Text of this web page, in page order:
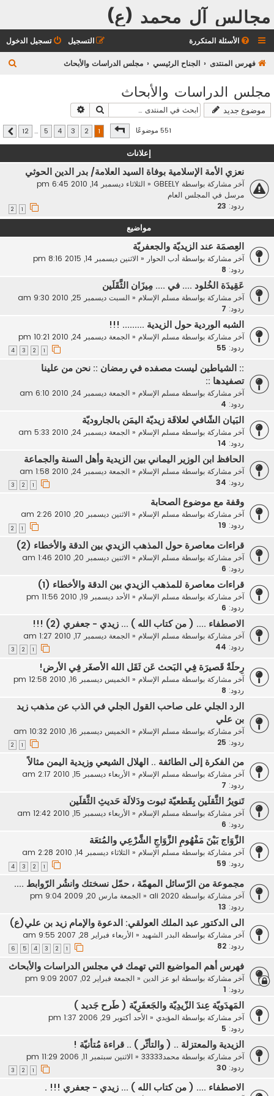
مجالس آل محمد (ع)
الأسئلة المتكررة تسجيل الدخول التسجيل
فهرس المنتدى الجناح الرئيسي مجلس الدراسات والأبحاث
ب
مجلس الدراسات والأبحاث
موضوع جديد بحث
551 موضوعًا صفحة1 من12
2
3
4
5
…
12 التالي
إعلانات
نعزي الأمة الإسلامية بوفاة السيد العلامة/ بدر الدين الحوثي
آخر مشاركة بواسطة GBEELY
« الثلاثاء ديسمبر 14, 2010 6:45 pm
مرسل في المجلس العام
ردود: 23
مواضيع
العِصمَة عند الزيديّة والجعفريّة
آخر مشاركة بواسطة أدب الحوار« الاثنين ديسمبر 14, 2015 8:16 pm
ردود: 8
عَقِيدَة الخُلود .... في .... مِيزَان الثَّقَلَين
آخر مشاركة بواسطة مسلم الإسلام« السبت ديسمبر 25, 2010 9:30 am
ردود: 7
الشبه الوردية حول الزيدية ......... !!!
آخر مشاركة بواسطة مسلم الإسلام« الجمعة ديسمبر 24, 2010 10:21 pm
ردود: 55
3
4
:: الشياطين ليست مصفده في رمضان :: نحن من علينا
تصفيدها ::
آخر مشاركة بواسطة مسلم الإسلام« الجمعة ديسمبر 24, 2010 6:10 am
ردود: 4
البَيان الشّافي لعلاقَة زيديّة اليمَن بالجاروديّة
آخر مشاركة بواسطة مسلم الإسلام« الجمعة ديسمبر 24, 2010 5:33 am
ردود: 14
الحافظ ابن الوزير اليماني بين الزيدية وأهل السنة والجماعة
آخر مشاركة بواسطة مسلم الإسلام« الجمعة ديسمبر 24, 2010 1:58 am
ردود: 34
3
وقفة مع موضوع الصحابة
آخر مشاركة بواسطة مسلم الإسلام« الاثنين ديسمبر 20, 2010 2:26 am
ردود: 19
قراءات معاصرة حول المذهب الزيدي بين الدقة والأخطاء (2)
آخر مشاركة بواسطة مسلم الإسلام« الاثنين ديسمبر 20, 2010 1:46 am
ردود: 6
قراءات معاصرة للمذهب الزيدي بين الدقة والأخطاء (1)
آخر مشاركة بواسطة مسلم الإسلام« الأحد ديسمبر 19, 2010 11:56 pm
ردود: 6
الاصطفاء .... ( من كتاب الله ) ... زيدي - جعفري (2) !!!
آخر مشاركة بواسطة مسلم الإسلام« الجمعة ديسمبر 17, 2010 1:27 am
ردود: 44
3
رِحلَةٌ قَصيرَة فِي البَحث عَن ثَقَل الله الأصغَر فِي الأرض!
آخر مشاركة بواسطة مسلم الإسلام« الخميس ديسمبر 16, 2010 12:58 pm
ردود: 8
الرد الجلي على صاحب القول الجلي في الذب عن مذهب زيد
بن علي
آخر مشاركة بواسطة مسلم الإسلام« الخميس ديسمبر 16, 2010 10:32 am
ردود: 25
من الفكرة إلى الطائفة .. الهلال الشيعي وزيدية اليمن مثالاً
آخر مشاركة بواسطة مسلم الإسلام« الأربعاء ديسمبر 15, 2010 2:17 am
ردود: 7
تَنويرُ الثَّقلَين بِقَطعيّة ثبوت ودَلالَة حَديثِ الثَّقلَين
آخر مشاركة بواسطة مسلم الإسلام« الأربعاء ديسمبر 15, 2010 12:42 am
ردود: 6
الزَّوَاج بَيْنَ مَفْهُومِ الزَّوَاجِ الشَّرْعِي والمُتعَة
آخر مشاركة بواسطة مسلم الإسلام« الثلاثاء ديسمبر 14, 2010 2:28 am
ردود: 59
3
4
مجموعة من الرّسائل المهمّة ، حمّل نسختك وانشُر الرّوابط ....
آخر مشاركة بواسطة ali 2020
« الجمعة مارس 20, 2009 9:04 pm
ردود: 13
الى الدكتور عبد الملك العولقي: الدعوة والإمام زيد بن علي(ع)
آخر مشاركة بواسطة البدر الشهيد« الأربعاء فبراير 28, 2007 9:55 am
ردود: 82
3
4
5
6
فهرس أهم المواضيع التي تهمك في مجلس الدراسات والأبحاث
آخر مشاركة بواسطة ابو عز الدين« الجمعة فبراير 02, 2007 9:09 pm
ردود:
المَهدَويّة عِندَ الزّيدِيّة والجَعفَرِيّة ( طَرح جَديد )
آخر مشاركة بواسطة المؤيدي« الأحد أكتوبر 29, 2006 1:37 pm
ردود: 5
الزيدية والمعتزلة .. ( والتأثّر ) .. قراءة مُتأنيّة !
آخر مشاركة بواسطة محمد33333 « الاثنين سبتمبر 11, 2006 11:29 pm
ردود: 30
3
الاصطفاء .... ( من كتاب الله ) ... زيدي - جعفري !!! .